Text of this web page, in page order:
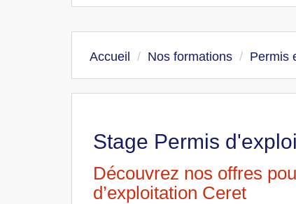
Accueil Nos formations Permis
Stage Permis
Découvrez nos offres
d’exploitation Ceret